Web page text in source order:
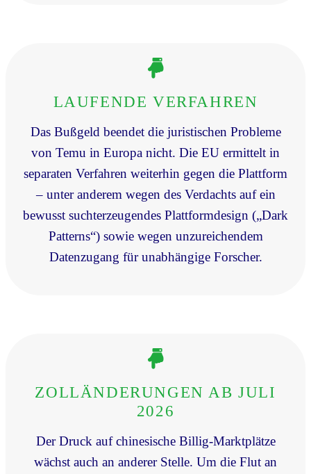
LAUFENDE VERFAHREN
Das Bußgeld beendet die juristischen Probleme
von Temu in Europa nicht. Die EU ermittelt in
separaten Verfahren weiterhin gegen die Plattform
– unter anderem wegen des Verdachts auf ein
bewusst suchterzeugendes Plattformdesign („Dark
Patterns“) sowie wegen unzureichendem
Datenzugang für unabhängige Forscher.
ZOLLÄNDERUNGEN AB JULI
2026
Der Druck auf chinesische Billig-Marktplätze
wächst auch an anderer Stelle. Um die Flut an